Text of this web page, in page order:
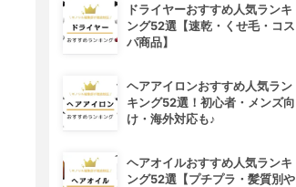
ドライヤーおすすめ人気ランキ
ング52選【速乾・くせ毛・コス
パ商品】
ヘアアイロンおすすめ人気ラン
キング52選！初心者・メンズ向
け・海外対応も♪
ヘアオイルおすすめ人気ランキ
ング52選【プチプラ・髪質別や